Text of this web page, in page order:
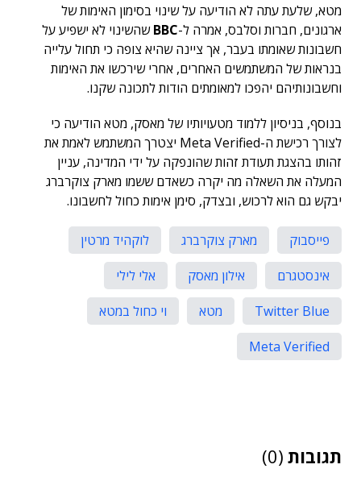
מטא,שלעת עתה לא הודיעה על שינוי בסימון האימות של
ארגונים, חברות וסלבס, אמרה ל-BBCשהשינוי לא ישפיע על
חשבונות שאומתו בעבר, אך ציינה שהיא צופה כי תחול עלייה
בנראות של המשתמשים האחרים, אחרי שירכשו את האימות
וחשבונותיהם יהפכו למאומתים הודות לתכונה שקנו.
בנוסף, בניסיון ללמוד מטעויותיו של מאסק, מטא הודיעה כי
לצורך רכישת ה-Meta Verified יצטרך המשתמש לאמת את
זהותו בהצגת תעודת זהות שהונפקה על ידי המדינה, עניין
המעלה את השאלה מה יקרה כשאדם ששמו מארק צוקרברג
יבקש גם הוא לרכוש, ובצדק, סימן אימות כחול לחשבונו.
פייסבוק מארק צוקרברג
לוקהיד מרטין
אינסטגרם
אילון מאסק
אלי לילי
Twitter Blue
מטא
וי כחול במטא
Meta Verified
תגובות (0)